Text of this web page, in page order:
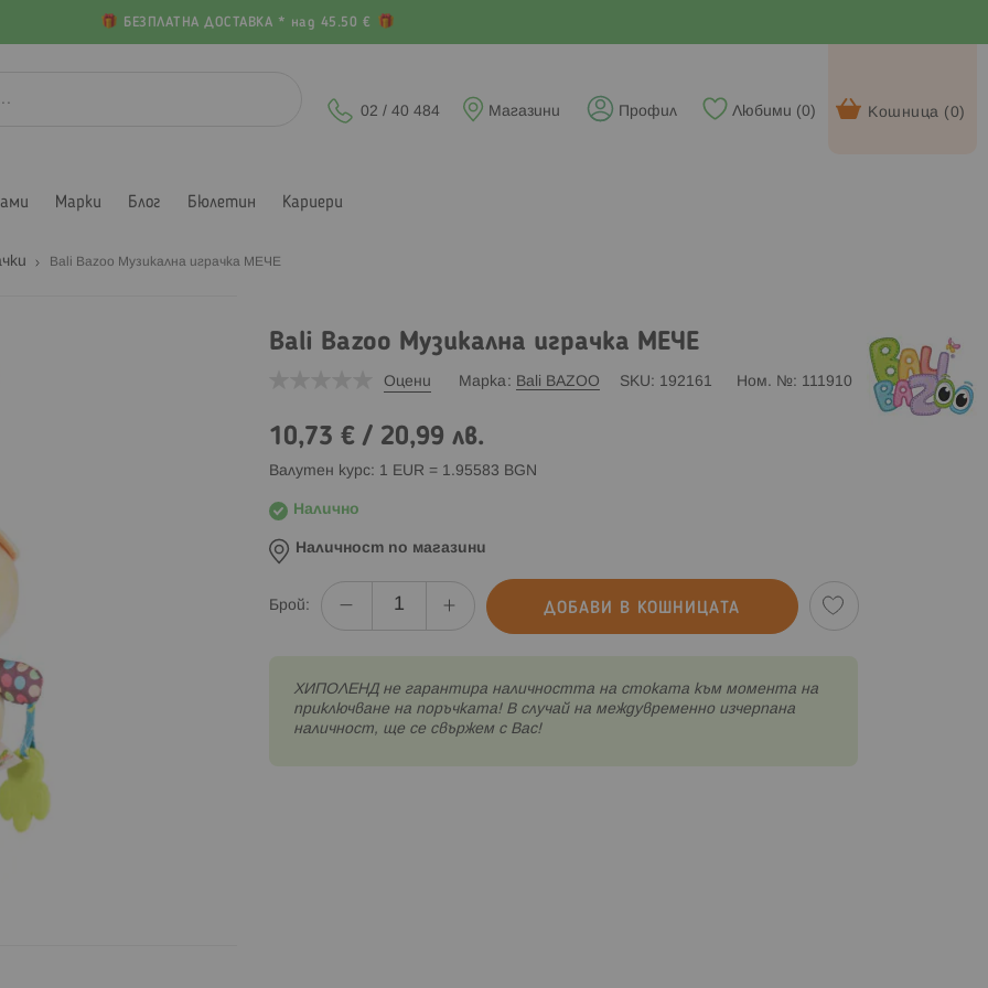
БЕЗПЛАТНА ДОСТАВКА * над 45.50 €
Кошница (0)
Любими (0)
Профил
Магазини
02 / 40 484
Марки Блог Бюлетин Кариери
Bali Bazoo Музикална играчка МЕЧЕ
Bali Bazoo Музикална играчка МЕЧЕ
Оцени Марка Bali BAZOO SKU 192161 Ном. № 111910
10,73 €/ 20,99 лв.
Валутен курс: 1 EUR = 1.95583 BGN
Налично
Наличност по магазини
Брой: ДОБАВИ В КОШНИЦАТА
XИПОЛЕНД не гарантира наличността на стоката към момента на
приключване на поръчката! В случай на междувременно изчерпана
наличност, ще се свържем с Вас!